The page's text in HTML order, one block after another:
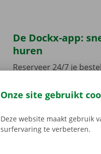
De Dockx-app:
huren
Reserveer 24/7 je
je afhaalpunt, maak je
vertrekken. Download
Onze site gebruikt
Deze website maakt gebruik
surfervaring te verbeteren.